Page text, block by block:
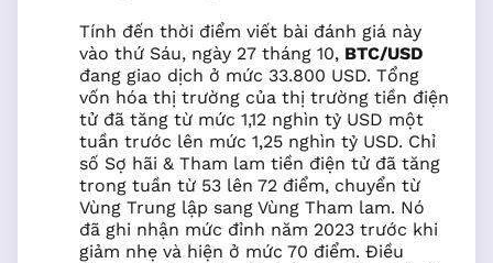
Tính đến thời điểm viết bài đánh giá này
vào thứ Sáu, ngày 27 tháng 10, BTC/USD
đang giao dịch ở mức 33.800 USD. Tổng
vốn hóa thị trường của thị trường tiền điện
tử đã tăng từ mức 1,12 nghìn tỷ USD một
tuần trước lên mức 1,25 nghìn tỷ USD. Chỉ
số Sợ hãi & Tham lam tiền điện tử đã tăng
trong tuần từ 53 lên 72 điểm, chuyển từ
Vùng Trung lập sang Vùng Tham lam. Nó
đã ghi nhận mức đỉnh năm 2023 trước khi
giảm nhẹ và hiện ở mức 70 điểm. Điều